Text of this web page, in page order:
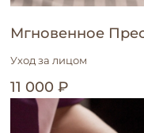
Мгновенное
Уход за лицом
11 000 ₽